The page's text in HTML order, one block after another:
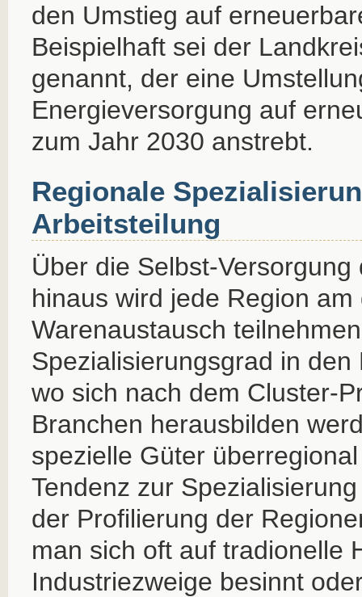
den Umstieg auf
Beispielhaft sei der
genannt, der eine
Energieversorgung auf
zum Jahr 2030 anstrebt.
Regionale
Arbeitsteilung
Über die Selbst-
hinaus wird jede Region am
Warenaustausch
Spezialisierungsgrad in
wo sich nach dem Cluster-
Branchen herausbilden
spezielle Güter
Tendenz zur
der Profilierung der
man sich oft auf tradionelle
Industriezweige besinnt